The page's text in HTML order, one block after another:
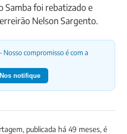
Samba foi rebatizado e
Nelson Sargento.
compromisso é com a
notifique
publicada há 49 meses, é